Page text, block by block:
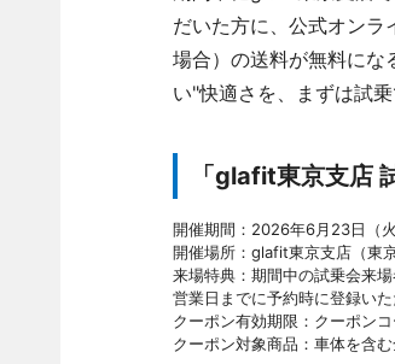
だいた方に、公式オン
場合）の送料が無料にな
い"快適さを、まずは試
「glafit東京支店
開催期間：2026年6月23日（
開催場所：glafit東京支店（東
来場特典：期間中の試乗会来
営業日までに予約時に登録い
クーポン有効期限：クーポン
クーポン対象商品：車体を含